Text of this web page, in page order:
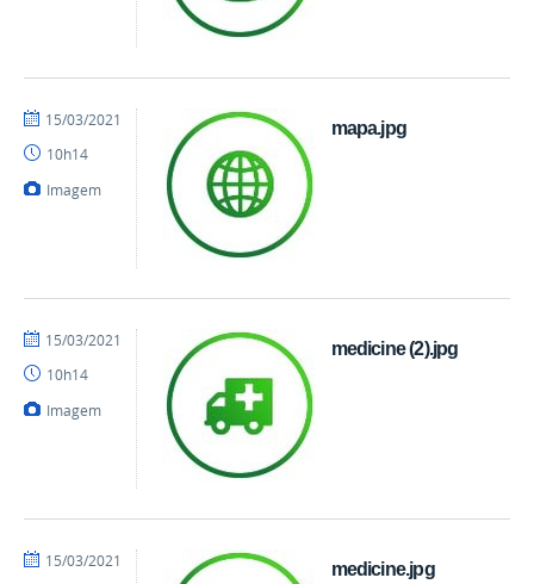
mapa.jpg
por
publicado
15/03/2021
10h14
Imagem
medicine (2).jpg
por
publicado
15/03/2021
10h14
Imagem
medicine.jpg
por
publicado
15/03/2021